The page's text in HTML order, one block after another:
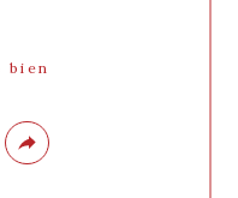
bien